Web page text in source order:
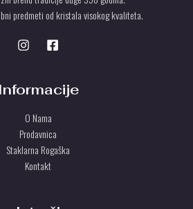
predmeti od kristala visokog kvaliteta.
Informacije
O Nama
Prodavnica
Staklarna Rogaška
Kontakt